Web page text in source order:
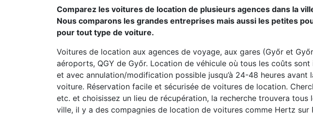
Comparez les voitures de location de plusieurs agences dans la
Nous comparons les grandes entreprises mais aussi les petites
pour tout type de voiture.
Voitures de location aux agences de voyage, aux gares (Győr et
aéroports, QGY de Győr. Location de véhicule où tous les coûts sont
et avec annulation/modification possible jusqu’à 24-48 heures avant
voiture. Réservation facile et sécurisée de voitures de location.
etc. et choisissez un lieu de récupération, la recherche trouvera tous
ville, il y a des compagnies de location de voitures comme Hertz sur